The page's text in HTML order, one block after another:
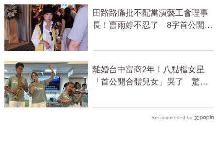
田路路痛批不配當演藝工會理事
長！曹雨婷不忍了 8字首公開發
離婚台中富商2年！八點檔女星
「首公開合體兒女」哭了 驚人
Recommended by